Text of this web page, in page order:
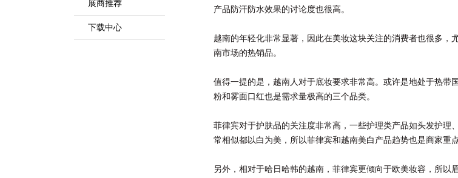
展商推荐
下载中心
产品防汗防水效果的讨论度也很高。
越南的年轻化非常显著，因此在美妆这块关注的消费者也很多
南市场的热销品。
值得一提的是，越南人对于底妆要求非常高。或许是地处于热
粉和雾面口红也是需求量极高的三个品类。
菲律宾对于护肤品的关注度非常高，一些护理类产品如头发护
常相似都以白为美，所以菲律宾和越南美白产品趋势也是商家重
另外，相对于哈日哈韩的越南，菲律宾更倾向于欧美妆容，所以